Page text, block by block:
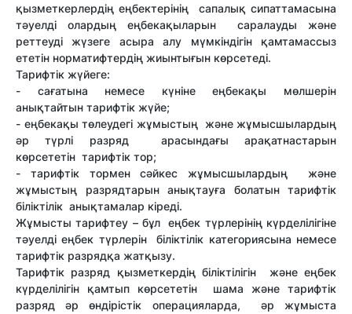
қызметкерлердің еңбектерінің сапалық сипаттамасына
тәуелді олардың еңбекақыларын саралауды және
реттеуді жүзеге асыра алу мүмкіндігін қамтамассыз
ететін норматифтердің жиынтығын көрсетеді.
Тарифтік жүйеге:
- сағатына немесе күніне еңбекақы мөлшерін
анықтайтын тарифтік жүйе;
- еңбекақы төлеудегі жұмыстың және жұмысшылардың
әр түрлі разряд арасындағы арақатнастарын
көрсететін тарифтік тор;
- тарифтік тормен сәйкес жұмысшылардың және
жұмыстың разрядтарын анықтауға болатын тарифтік
біліктілік анықтамалар кіреді.
Жұмысты тарифтеу – бұл еңбек түрлерінің күрделілігіне
тәуелді еңбек түрлерін біліктілік категориясына немесе
тарифтік разрядқа жатқызу.
Тарифтік разряд қызметкердің біліктілігін және еңбек
күрделілігін қамтып көрсететін шама және тарифтік
разряд әр өндірістік операцияларда, әр жұмыста